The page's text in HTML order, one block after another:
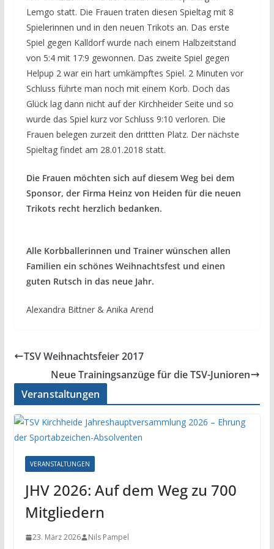
Lemgo statt. Die Frauen traten diesen Spieltag mit 8
Spielerinnen und in den neuen Trikots an. Das erste
Spiel gegen Kalldorf wurde nach einem Halbzeitstand
von 5:4 mit 17:9 gewonnen. Das zweite Spiel gegen
Helpup 2 war ein hart umkämpftes Spiel. 2 Minuten vor
Schluss führte man noch mit einem Korb. Doch das
Glück lag dann nicht auf der Kirchheider Seite und so
wurde das Spiel kurz vor Schluss 9:10 verloren. Die
Frauen belegen zurzeit den drittten Platz. Der nächste
Spieltag findet am 28.01.2018 statt.
Die Frauen möchten sich auf diesem Weg bei dem
Sponsor, der Firma Heinz von Heiden für die neuen
Trikots recht herzlich bedanken.
Alle Korbballerinnen und Trainer wünschen allen
Familien ein schönes Weihnachtsfest und einen
guten Rutsch in das neue Jahr.
Alexandra Bittner & Anika Arend
TSV Weihnachtsfeier 2017
Neue Trainingsanzüge für die TSV-Junioren
Veranstaltungen
VERANSTALTUNGEN
JHV 2026: Auf dem Weg zu 700
Mitgliedern
23. März 2026 Nils Pampel